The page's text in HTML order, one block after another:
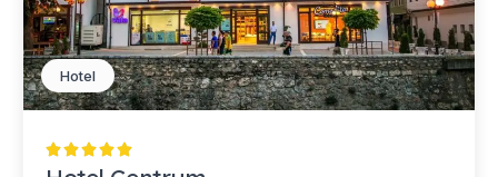
Hotel